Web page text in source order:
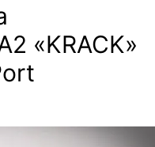
«KRACK»